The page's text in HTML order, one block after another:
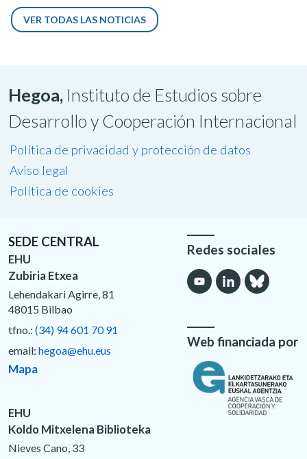
VER TODAS LAS NOTICIAS
Hegoa, Instituto de Estudios sobre
Desarrollo y Cooperación Internacional
Política de privacidad y protección de datos
Aviso legal
Política de cookies
SEDE CENTRAL
EHU
Zubiria Etxea
Lehendakari Agirre, 81
48015 Bilbao
tfno.: (34) 94 601 70 91
email: hegoa@ehu.eus
Mapa
EHU
Koldo Mitxelena Biblioteka
Nieves Cano, 33
Redes sociales
Web financiada por